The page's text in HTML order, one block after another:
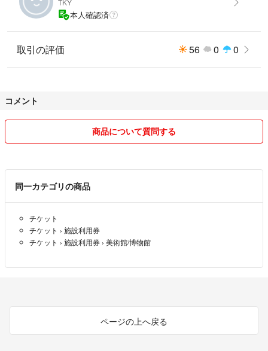
TKY
本人確認済
取引の評価 56 0 0
コメント
商品について質問する
同一カテゴリの商品
チケット
チケット › 施設利用券
チケット › 施設利用券 › 美術館/博物館
ページの上へ戻る